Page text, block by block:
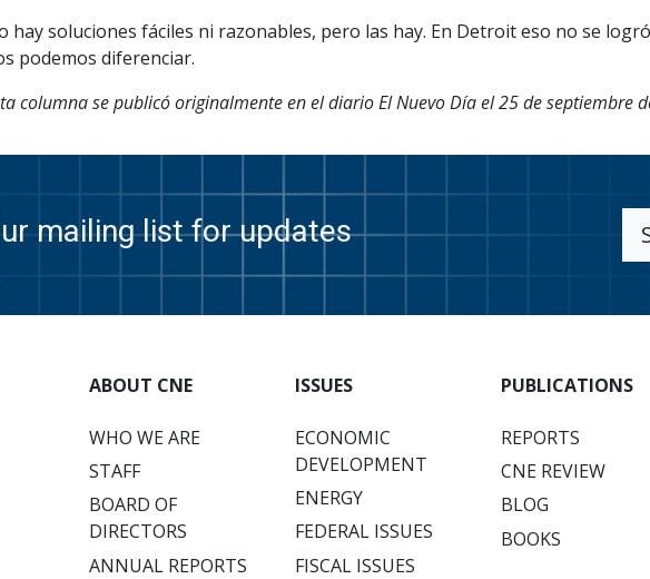
hay soluciones fáciles ni razonables, pero las hay. En Detroit eso no se
podemos diferenciar.
columna se publicó originalmente en el diario El Nuevo Día el 25 de septiembre
mailing list for updates
ABOUT CNE
WHO WE ARE
STAFF
BOARD OF
DIRECTORS
ANNUAL REPORTS
ISSUES
ECONOMIC
DEVELOPMENT
ENERGY
FEDERAL ISSUES
FISCAL ISSUES
PUBLICATIONS
REPORTS
CNE REVIEW
BLOG
BOOKS